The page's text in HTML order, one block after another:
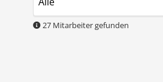
27 Mitarbeiter gefunden